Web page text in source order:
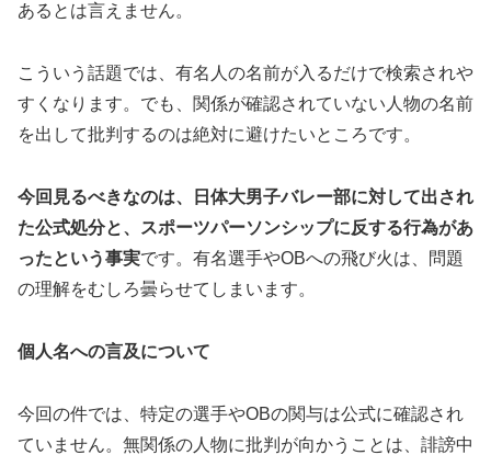
あるとは言えません。
こういう話題では、有名人の名前が入るだけで検索されや
すくなります。でも、関係が確認されていない人物の名前
を出して批判するのは絶対に避けたいところです。
今回見るべきなのは、日体大男子バレー部に対して出され
た公式処分と、スポーツパーソンシップに反する行為があ
ったという事実です。有名選手やOBへの飛び火は、問題
の理解をむしろ曇らせてしまいます。
個人名への言及について
今回の件では、特定の選手やOBの関与は公式に確認され
ていません。無関係の人物に批判が向かうことは、誹謗中